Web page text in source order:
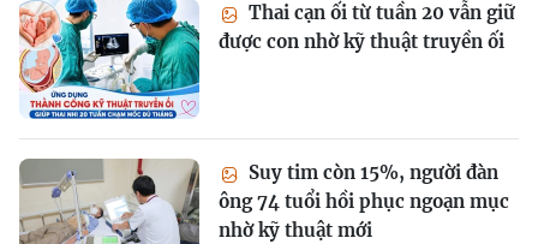
Thai cạn ối từ tuần 20 vẫn giữ
được con nhờ kỹ thuật truyền ối
Suy tim còn 15%, người đàn
ông 74 tuổi hồi phục ngoạn mục
nhờ kỹ thuật mới